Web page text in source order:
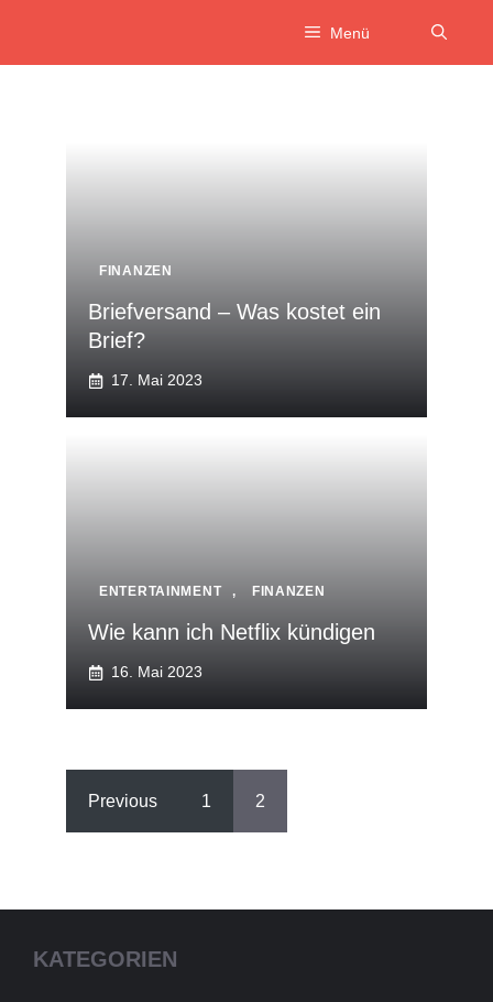
Menü
FINANZEN
Briefversand – Was kostet ein
Brief?
17. Mai 2023
ENTERTAINMENT , FINANZEN
Wie kann ich Netflix kündigen
16. Mai 2023
Previous 1 2
KATEGORIEN